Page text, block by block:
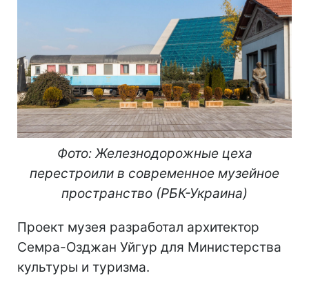
Фото: Железнодорожные цеха
перестроили в современное музейное
пространство (РБК-Украина)
Проект музея разработал архитектор
Семра-Озджан Уйгур для Министерства
культуры и туризма.